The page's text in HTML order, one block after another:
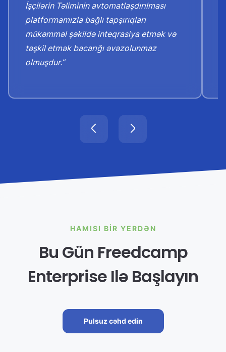
İşçilərin Təliminin avtomatlaşdırılması
platformamızla bağlı tapşırıqları
mükəmməl şəkildə inteqrasiya etmək və
təşkil etmək bacarığı əvəzolunmaz
olmuşdur.”
HAMISI BIR YERDƏN
Bu Gün Freedcamp
Enterprise Ilə Başlayın
Pulsuz cəhd edin